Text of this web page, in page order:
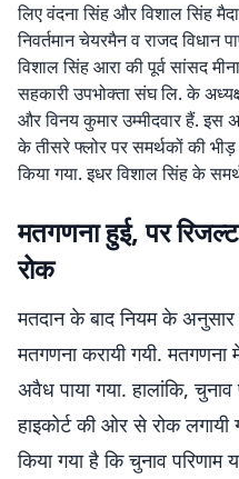
लिए वंदना सिंह और विशाल सिंह
निवर्तमान चेयरमैन व राजद विधान
विशाल सिंह आरा की पूर्व सांसद
सहकारी उपभोक्ता संघ लि. के
और विनय कुमार उम्मीदवार हैं.
के तीसरे फ्लोर पर समर्थकों की भीड़
किया गया. इधर विशाल सिंह के
मतगणना हुई, पर
रोक
मतदान के बाद नियम के अनुसार
मतगणना करायी गयी.
अवैध पाया गया. हालांकि,
हाइकोर्ट की ओर से रोक
किया गया है कि चुनाव